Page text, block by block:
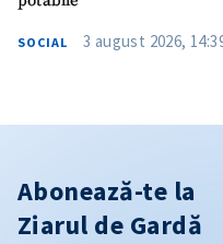
SOCIAL 3 august 2026,
Abonează-te la
Ziarul de Gardă